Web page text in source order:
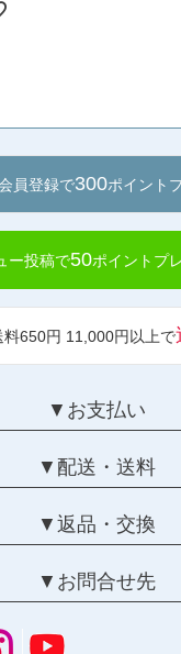
員登録で300ポイント
ー投稿で50ポイントプ
料650円 11,000円以上で
▼お支払い
▼配送・送料
▼返品・交換
▼お問合せ先